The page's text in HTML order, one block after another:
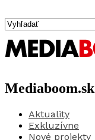
Mediaboom.sk
Aktuality
Exkluzívne
Nové projekty